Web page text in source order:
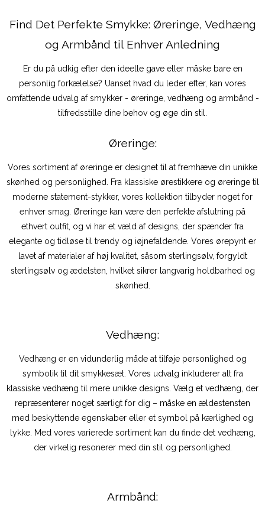
Find Det Perfekte Smykke: Øreringe, Vedhæng
og Armbånd til Enhver Anledning
Er du på udkig efter den ideelle gave eller måske bare en
personlig forkælelse? Uanset hvad du leder efter, kan vores
omfattende udvalg af smykker - øreringe, vedhæng og armbånd -
tilfredsstille dine behov og øge din stil.
Øreringe:
Vores sortiment af øreringe er designet til at fremhæve din unikke
skønhed og personlighed. Fra klassiske ørestikkere og øreringe til
moderne statement-stykker, vores kollektion tilbyder noget for
enhver smag. Øreringe kan være den perfekte afslutning på
ethvert outfit, og vi har et væld af designs, der spænder fra
elegante og tidløse til trendy og iøjnefaldende. Vores ørepynt er
lavet af materialer af høj kvalitet, såsom sterlingsølv, forgyldt
sterlingsølv og ædelsten, hvilket sikrer langvarig holdbarhed og
skønhed.
Vedhæng:
Vedhæng er en vidunderlig måde at tilføje personlighed og
symbolik til dit smykkesæt. Vores udvalg inkluderer alt fra
klassiske vedhæng til mere unikke designs. Vælg et vedhæng, der
repræsenterer noget særligt for dig – måske en ældestensten
med beskyttende egenskaber eller et symbol på kærlighed og
lykke. Med vores varierede sortiment kan du finde det vedhæng,
der virkelig resonerer med din stil og personlighed.
Armbånd: